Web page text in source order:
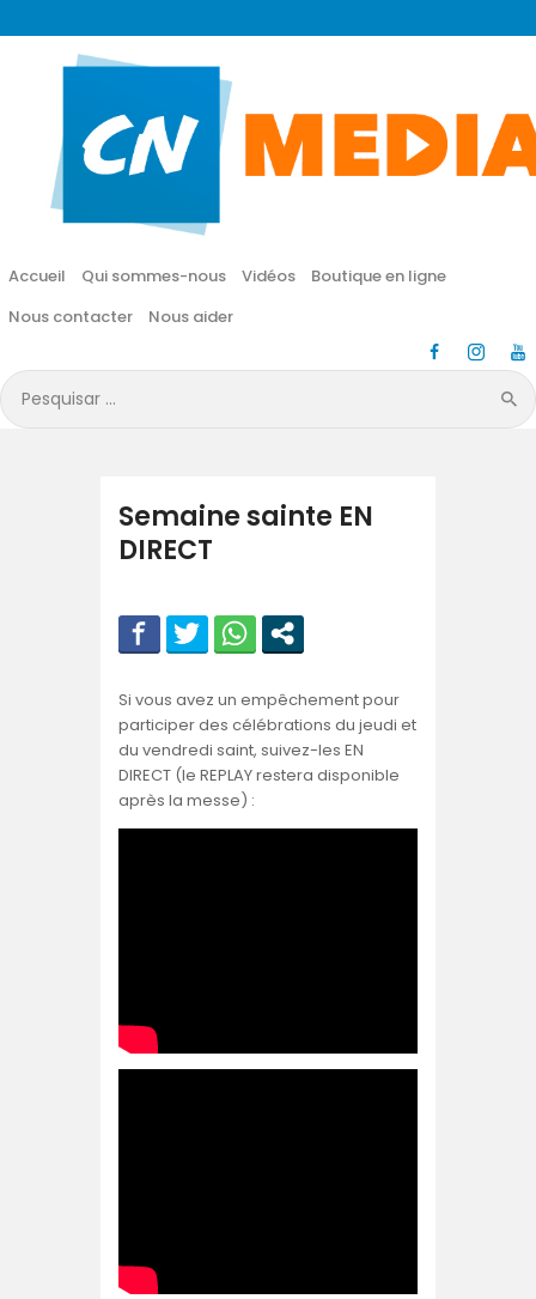
Accueil Qui sommes-nous Vidéos
Boutique en ligne
Nous contacter
Nous aider
Pesquisar
por:
CN MÉDIA
Une vie nouvelle en JESUS !
Accueil
Vidéos
Boutique en ligne
Nous aider
Semaine sainte EN
DIRECT
Si vous avez un empêchement pour
participer des célébrations du jeudi et
du vendredi saint, suivez-les EN
DIRECT (le REPLAY restera disponible
après la messe) :